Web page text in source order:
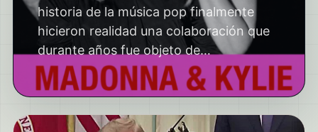
historia de la música pop finalmente
hicieron realidad una colaboración que
durante años fue objeto de…